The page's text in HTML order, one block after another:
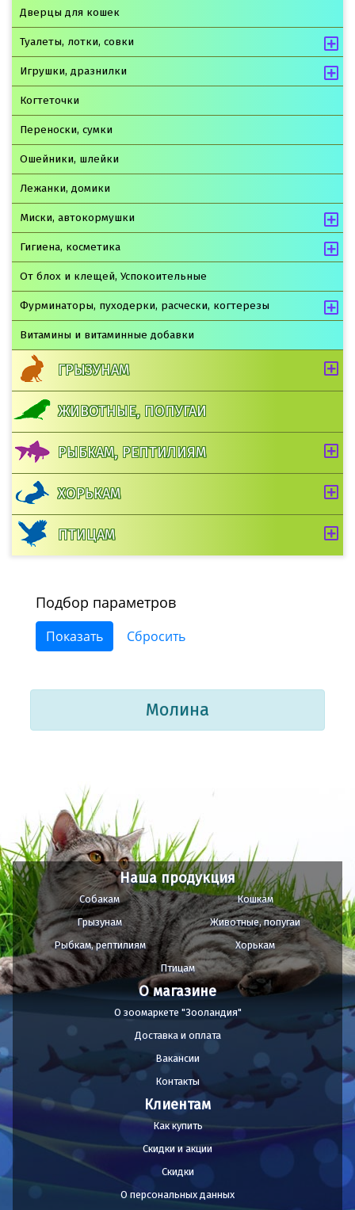
Дверцы для кошек
Туалеты, лотки, совки
Игрушки, дразнилки
Когтеточки
Переноски, сумки
Ошейники, шлейки
Лежанки, домики
Миски, автокормушки
Гигиена, косметика
От блох и клещей, Успокоительные
Фурминаторы, пуходерки, расчески, когтерезы
Витамины и витаминные добавки
ГРЫЗУНАМ
ЖИВОТНЫЕ, ПОПУГАИ
РЫБКАМ, РЕПТИЛИЯМ
ХОРЬКАМ
ПТИЦАМ
Подбор параметров
Молина
Наша продукция
Собакам
Кошкам
Грызунам
Животные, попугаи
Рыбкам, рептилиям
Хорькам
Птицам
О магазине
О зоомаркете "Зооландия"
Доставка и оплата
Вакансии
Контакты
Клиентам
Как купить
Скидки и акции
Скидки
О персональных данных